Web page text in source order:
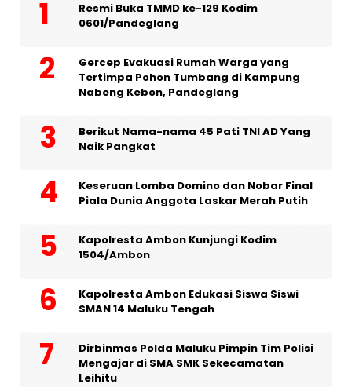
Resmi Buka TMMD ke-129 Kodim
0601/Pandeglang
Gercep Evakuasi Rumah Warga yang
Tertimpa Pohon Tumbang di Kampung
Nabeng Kebon, Pandeglang
Berikut Nama-nama 45 Pati TNI AD Yang
Naik Pangkat
Keseruan Lomba Domino dan Nobar Final
Piala Dunia Anggota Laskar Merah Putih
Kapolresta Ambon Kunjungi Kodim
1504/Ambon
Kapolresta Ambon Edukasi Siswa Siswi
SMAN 14 Maluku Tengah
Dirbinmas Polda Maluku Pimpin Tim Polisi
Mengajar di SMA SMK Sekecamatan
Leihitu